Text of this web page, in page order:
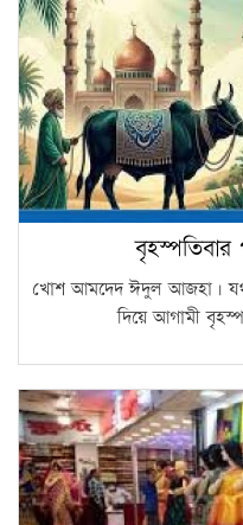
খোশ আমদেদ ঈদুল আজহা।
দিয়ে আগামী